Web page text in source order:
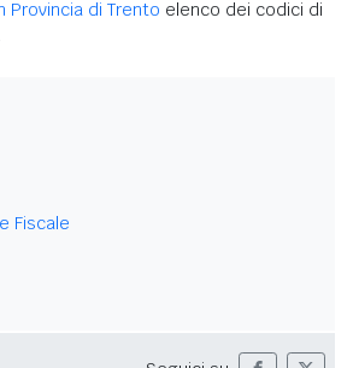
Provincia di Trento elenco dei codici di
Fiscale